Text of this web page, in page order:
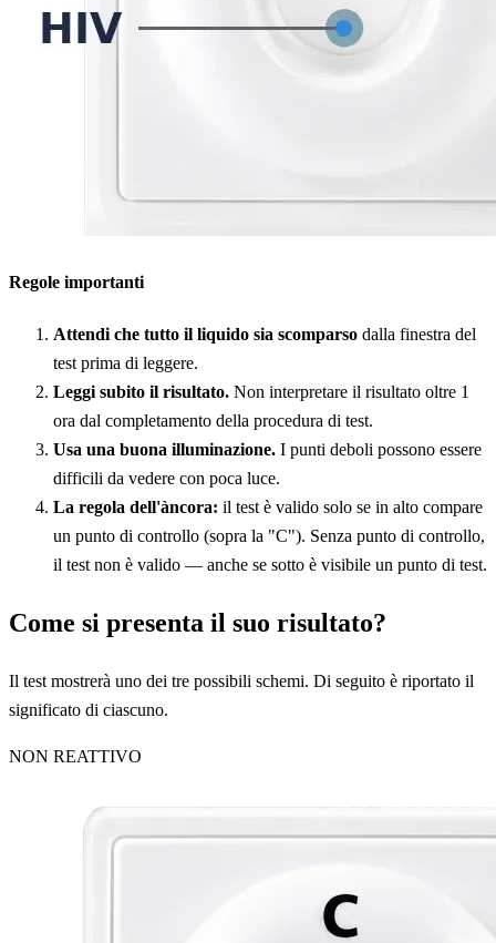
Regole importanti
Attendi che tutto il liquido sia scomparso dalla finestra del
test prima di leggere.
Leggi subito il risultato. Non interpretare il risultato oltre 1
ora dal completamento della procedura di test.
Usa una buona illuminazione. I punti deboli possono essere
difficili da vedere con poca luce.
La regola dell'àncora: il test è valido solo se in alto compare
un punto di controllo (sopra la "C"). Senza punto di controllo,
il test non è valido — anche se sotto è visibile un punto di test.
Come si presenta il suo risultato?
Il test mostrerà uno dei tre possibili schemi. Di seguito è riportato il
significato di ciascuno.
NON REATTIVO